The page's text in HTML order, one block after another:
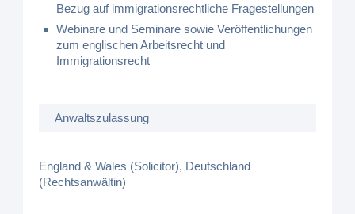
Bezug auf immigrationsrechtliche Fragestellungen
Webinare und Seminare sowie Veröffentlichungen
zum englischen Arbeitsrecht und
Immigrationsrecht
Anwaltszulassung
England & Wales (Solicitor), Deutschland
(Rechtsanwältin)